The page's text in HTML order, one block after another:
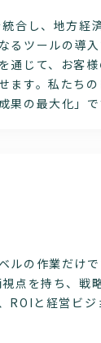
合し、地方経
るツールの導
通じて、お客
ます。私たち
果の最大化」で
ルの作業だけ
点を持ち、戦
ROIと経営ビジ